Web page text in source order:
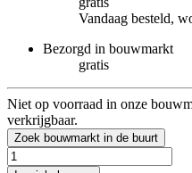
Vandaag besteld,
Bezorgd in bouwmarkt
gratis
Niet op voorraad in onze
verkrijgbaar.
Zoek bouwmarkt in de buurt